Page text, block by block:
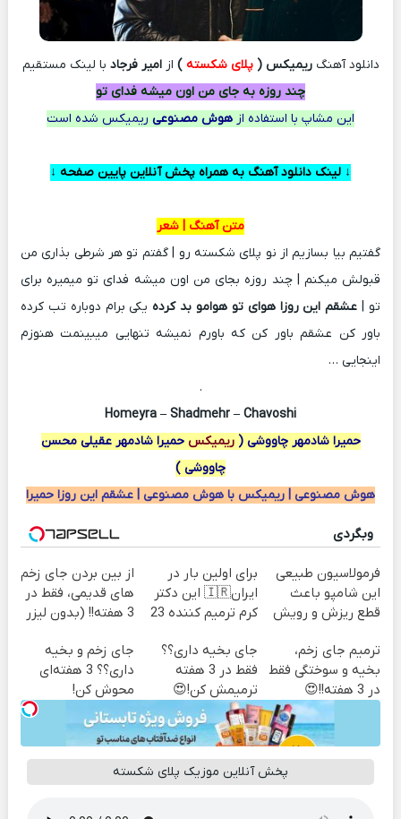
دانلود آهنگریمیکس (پلای شکسته ) ازامیر فرجاد با لينک مستقيم
چند روزه به جای من اون میشه فدای تو
این مشاپ با استفاده از هوش مصنوعی ریمیکس شده است
↓ لينک دانلود آهنگ به همراه پخش آنلاين پايين صفحه ↓
متن آهنگ | شعر
گفتیم بیا بسازیم از نو پلای شکسته رو | گفتم تو هر شرطی بذاری من
قبولش میکنم | چند روزه بجای من اون میشه فدای تو میمیره برای
تو | عشقم این روزا هوای تو هوامو بد کرده یکی برام دوباره تب کرده
باور کن عشقم باور کن که باورم نمیشه تنهایی میبینمت هنوزم
اینجایی …
.
Homeyra – Shadmehr – Chavoshi
حمیرا شادمهر چاووشی (ریمیکس حمیرا شادمهر عقیلی محسن
چاووشی )
هوش مصنوعی | ریمیکس با هوش مصنوعی | عشقم این روزا حمیرا
وبگردی
فرمولاسیون طبیعی
این شامپو باعث
قطع ریزش و رویش
برای اولین بار در
ایران🇮🇷 این دکتر
کرم ترمیم کننده 23
از بین بردن جای زخم
های قدیمی، فقط در
3 هفته!! (بدون لیزر
ترمیم جای زخم،
بخیه و سوختگی فقط
در 3 هفته!!😍
جای بخیه داری؟؟
فقط در 3 هفته
ترمیمش کن!😍
جای زخم و بخیه
داری؟؟ 3 هفته‌ای
محوش کن!
پخش آنلاین موزیک پلای شکسته